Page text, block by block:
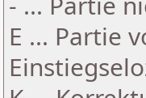
E ... Partie